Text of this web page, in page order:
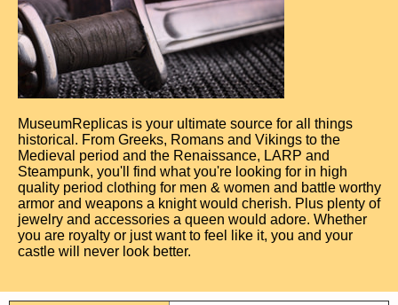
MuseumReplicas is your ultimate source for all things
historical. From Greeks, Romans and Vikings to the
Medieval period and the Renaissance, LARP and
Steampunk, you'll find what you're looking for in high
quality period clothing for men & women and battle worthy
armor and weapons a knight would cherish. Plus plenty of
jewelry and accessories a queen would adore. Whether
you are royalty or just want to feel like it, you and your
castle will never look better.